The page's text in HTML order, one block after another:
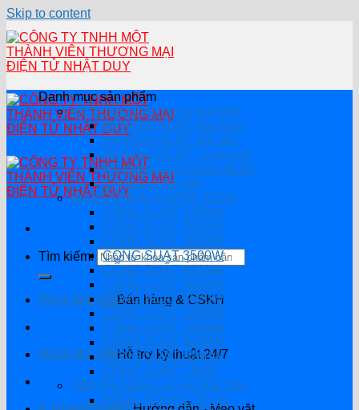
Skip to content
Tìm kiếm:
0914.482.135Bán hàng & CSKH
0914.482.135Hỗ trợ kỹ thuật 24/7
Danh mục sản phẩm
Hệ thống năng lượng mặt trời
Hệ thống NLMT hòa lưới
Hệ thông NLMT độc lập
Hệ thống NLMT có lưu trữ
Hệ thống bơm nước NLMT
Combo tự lắp đặt
BỘ ĐỔI ĐIỆN SOYER TECH
CÔNG SUẤT 1200W
CÔNG SUẤT 2000W
CÔNG SUẤT 3000W
CÔNG SUẤT 3500W
CÔNG SUẤT 4200W
CÔNG SUẤT 5000W
CÔNG SUẤT 5500W
CÔNG SUẤT 6200W
CÔNG SUẤT 7000W
CÔNG SUẤT 8000W
CÔNG SUẤT 8200W
CÔNG SUẤT 11KW
Tấm Pin Năng Lượng Mặt Trời
HÃNG SOYER TECH